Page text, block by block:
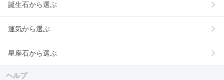
誕生石から選ぶ
運気から選ぶ
星座石から選ぶ
ヘルプ